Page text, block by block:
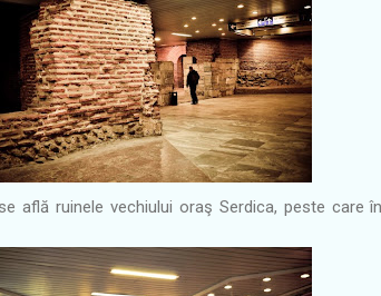
află ruinele vechiului oraş Serdica, peste care